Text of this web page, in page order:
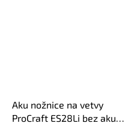
Aku nožnice na vetvy
ProCraft ES28Li bez aku